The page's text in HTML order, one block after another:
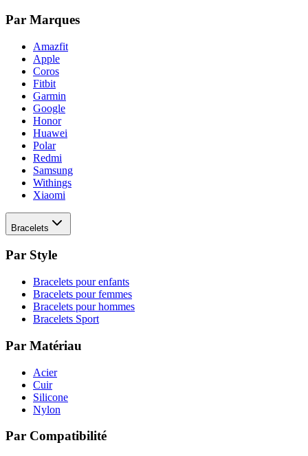
Par Marques
Amazfit
Apple
Coros
Fitbit
Garmin
Google
Honor
Huawei
Polar
Redmi
Samsung
Withings
Xiaomi
Bracelets
Par Style
Bracelets pour enfants
Bracelets pour femmes
Bracelets pour hommes
Bracelets Sport
Par Matériau
Acier
Cuir
Silicone
Nylon
Par Compatibilité